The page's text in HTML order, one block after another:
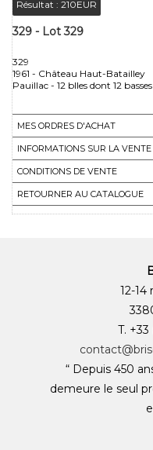
Résultat : 210EUR
329 - Lot 329
329
1961 - Château Haut-Batailley
Pauillac - 12 blles dont 12 basses
MES ORDRES D'ACHAT
INFORMATIONS SUR LA VENTE
CONDITIONS DE VENTE
RETOURNER AU CATALOGUE
12-
T. +33
“ Depuis 450
demeure le seul